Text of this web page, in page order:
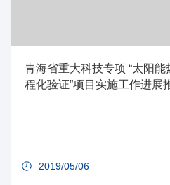
青海省重大科技专项 “太阳
程化验证”项目实施工作进展
2019/05/06